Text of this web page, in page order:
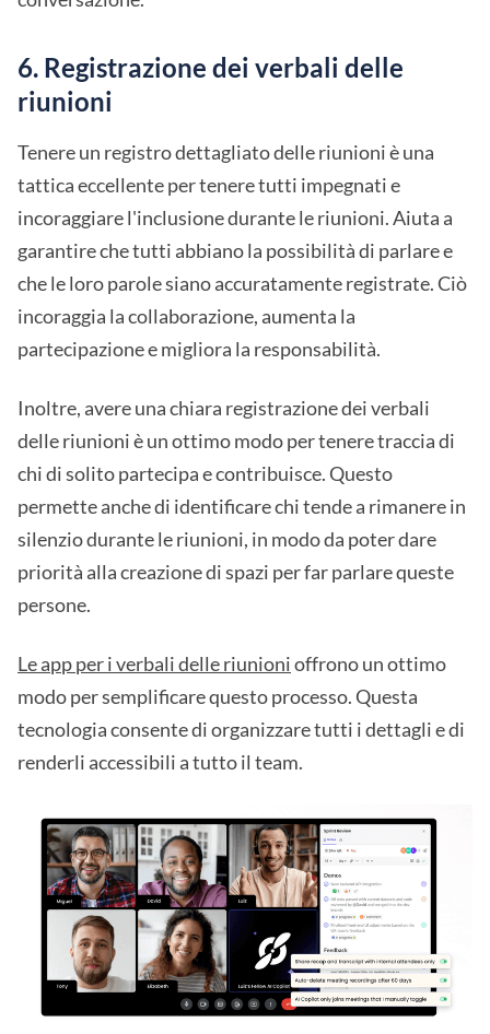
6. Registrazione dei verbali delle
riunioni
Tenere un registro dettagliato delle riunioni è una
tattica eccellente per tenere tutti impegnati e
incoraggiare l'inclusione durante le riunioni. Aiuta a
garantire che tutti abbiano la possibilità di parlare e
che le loro parole siano accuratamente registrate. Ciò
incoraggia la collaborazione, aumenta la
partecipazione e migliora la responsabilità.
Inoltre, avere una chiara registrazione dei verbali
delle riunioni è un ottimo modo per tenere traccia di
chi di solito partecipa e contribuisce. Questo
permette anche di identificare chi tende a rimanere in
silenzio durante le riunioni, in modo da poter dare
priorità alla creazione di spazi per far parlare queste
persone.
Le app per i verbali delle riunionioffrono un ottimo
modo per semplificare questo processo. Questa
tecnologia consente di organizzare tutti i dettagli e di
renderli accessibili a tutto il team.